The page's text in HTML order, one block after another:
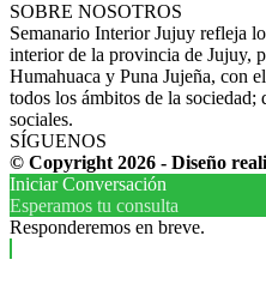
SOBRE NOSOTROS
Semanario Interior Jujuy refleja
interior de la provincia de Jujuy,
Humahuaca y Puna Jujeña, con
todos los ámbitos de la
sociales.
SÍGUENOS
© Copyright 2026 - Diseño
Iniciar Conversación
Esperamos tu consulta
Responderemos en breve.